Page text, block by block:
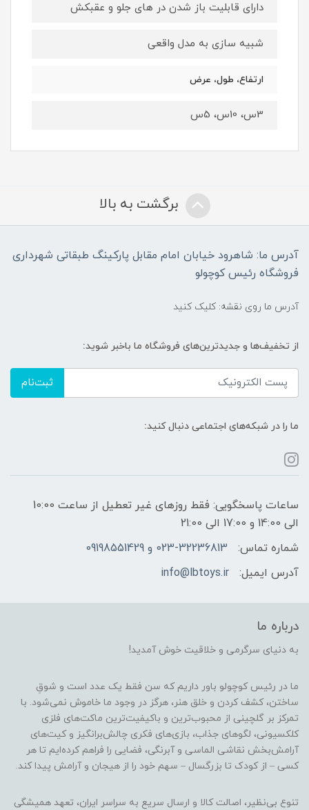
دارای قابلیت باز شدن در های جلو و عقبکش
شبیه سازی به مدل واقعی
ارتفاع، طول، عرض
3س، 10س، 5س
برگشت به بالا
آدرس ما: شاهرود خیابان امام مقابل پارکینگ طبقاتی شهرداری
فروشگاه رئیس کوچولو
آدرس ما روی نقشه: کلیک کنید
از تخفیف‌ها و جدیدترین‌های فروشگاه ما باخبر شوید:
ثبت‌نام
ما را در شبکه‌های اجتماعی دنبال کنید:
ساعات پاسخگویی: فقط روزهای غیر تعطیل از ساعت 10:00
الی 14:00 و 17:00 الی 21:00
شماره تماس:
023-32236813 و 09198551429
آدرس ایمیل:
info@lbtoys.ir
درباره ما
به دنیای سرگرمی و خلاقیت خوش آمدید!
ما در رئیس کوچولو باور داریم که سن فقط یک عدد است و شوقِ
ساختن، کشف کردن و خلق هنر، هرگز در وجود ما خاموش نمی‌شود. با
تمرکز بر گلچینی از محبوب‌ترین و باکیفیت‌ترین ماکت‌های فلزی
کلکسیونی، لگوهای جذاب، بازی‌های فکری چالش‌برانگیز و کیت‌های
آرامش‌بخش نقاشی الماسی و آبرنگی، فضایی را فراهم کرده‌ایم تا هر
کسی – از کودک تا بزرگسال – سهم خود را از هیجان و آرامش پیدا کند.
تنوع بی‌نظیر، اصالت کالا و ارسال سریع به سراسر ایران، تعهد همیشگی